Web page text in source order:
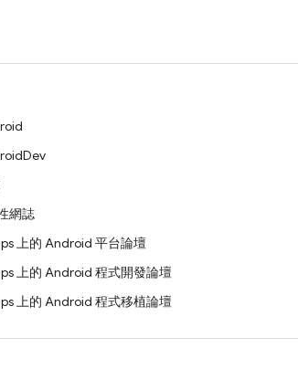
網誌
上的 Android 平台論壇
上的 Android 程式開發論壇
上的 Android 程式移植論壇